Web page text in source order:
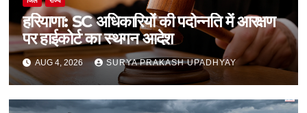
हरियाणा: SC अधिकारियों की पदोन्नति में आरक्षण
पर हाईकोर्ट का स्थगन आदेश
AUG 4, 2026 SURYA PRAKASH UPADHYAY